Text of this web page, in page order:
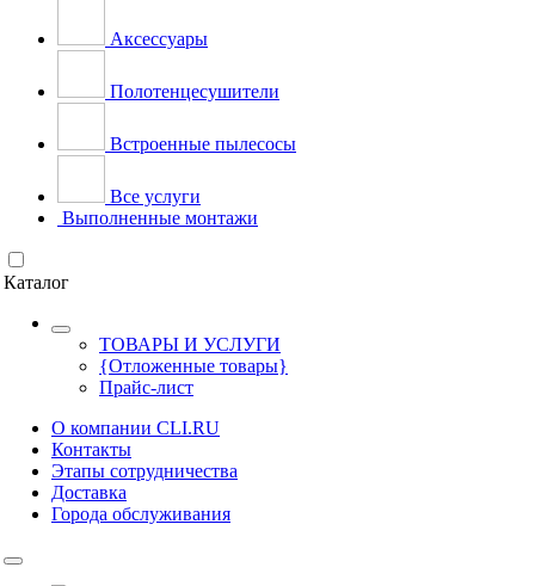
Аксессуары
Полотенцесушители
Встроенные пылесосы
Все услуги
Выполненные монтажи
Каталог
ТОВАРЫ И УСЛУГИ
{Отложенные товары}
Прайс-лист
О компании CLI.RU
Контакты
Этапы сотрудничества
Доставка
Города обслуживания